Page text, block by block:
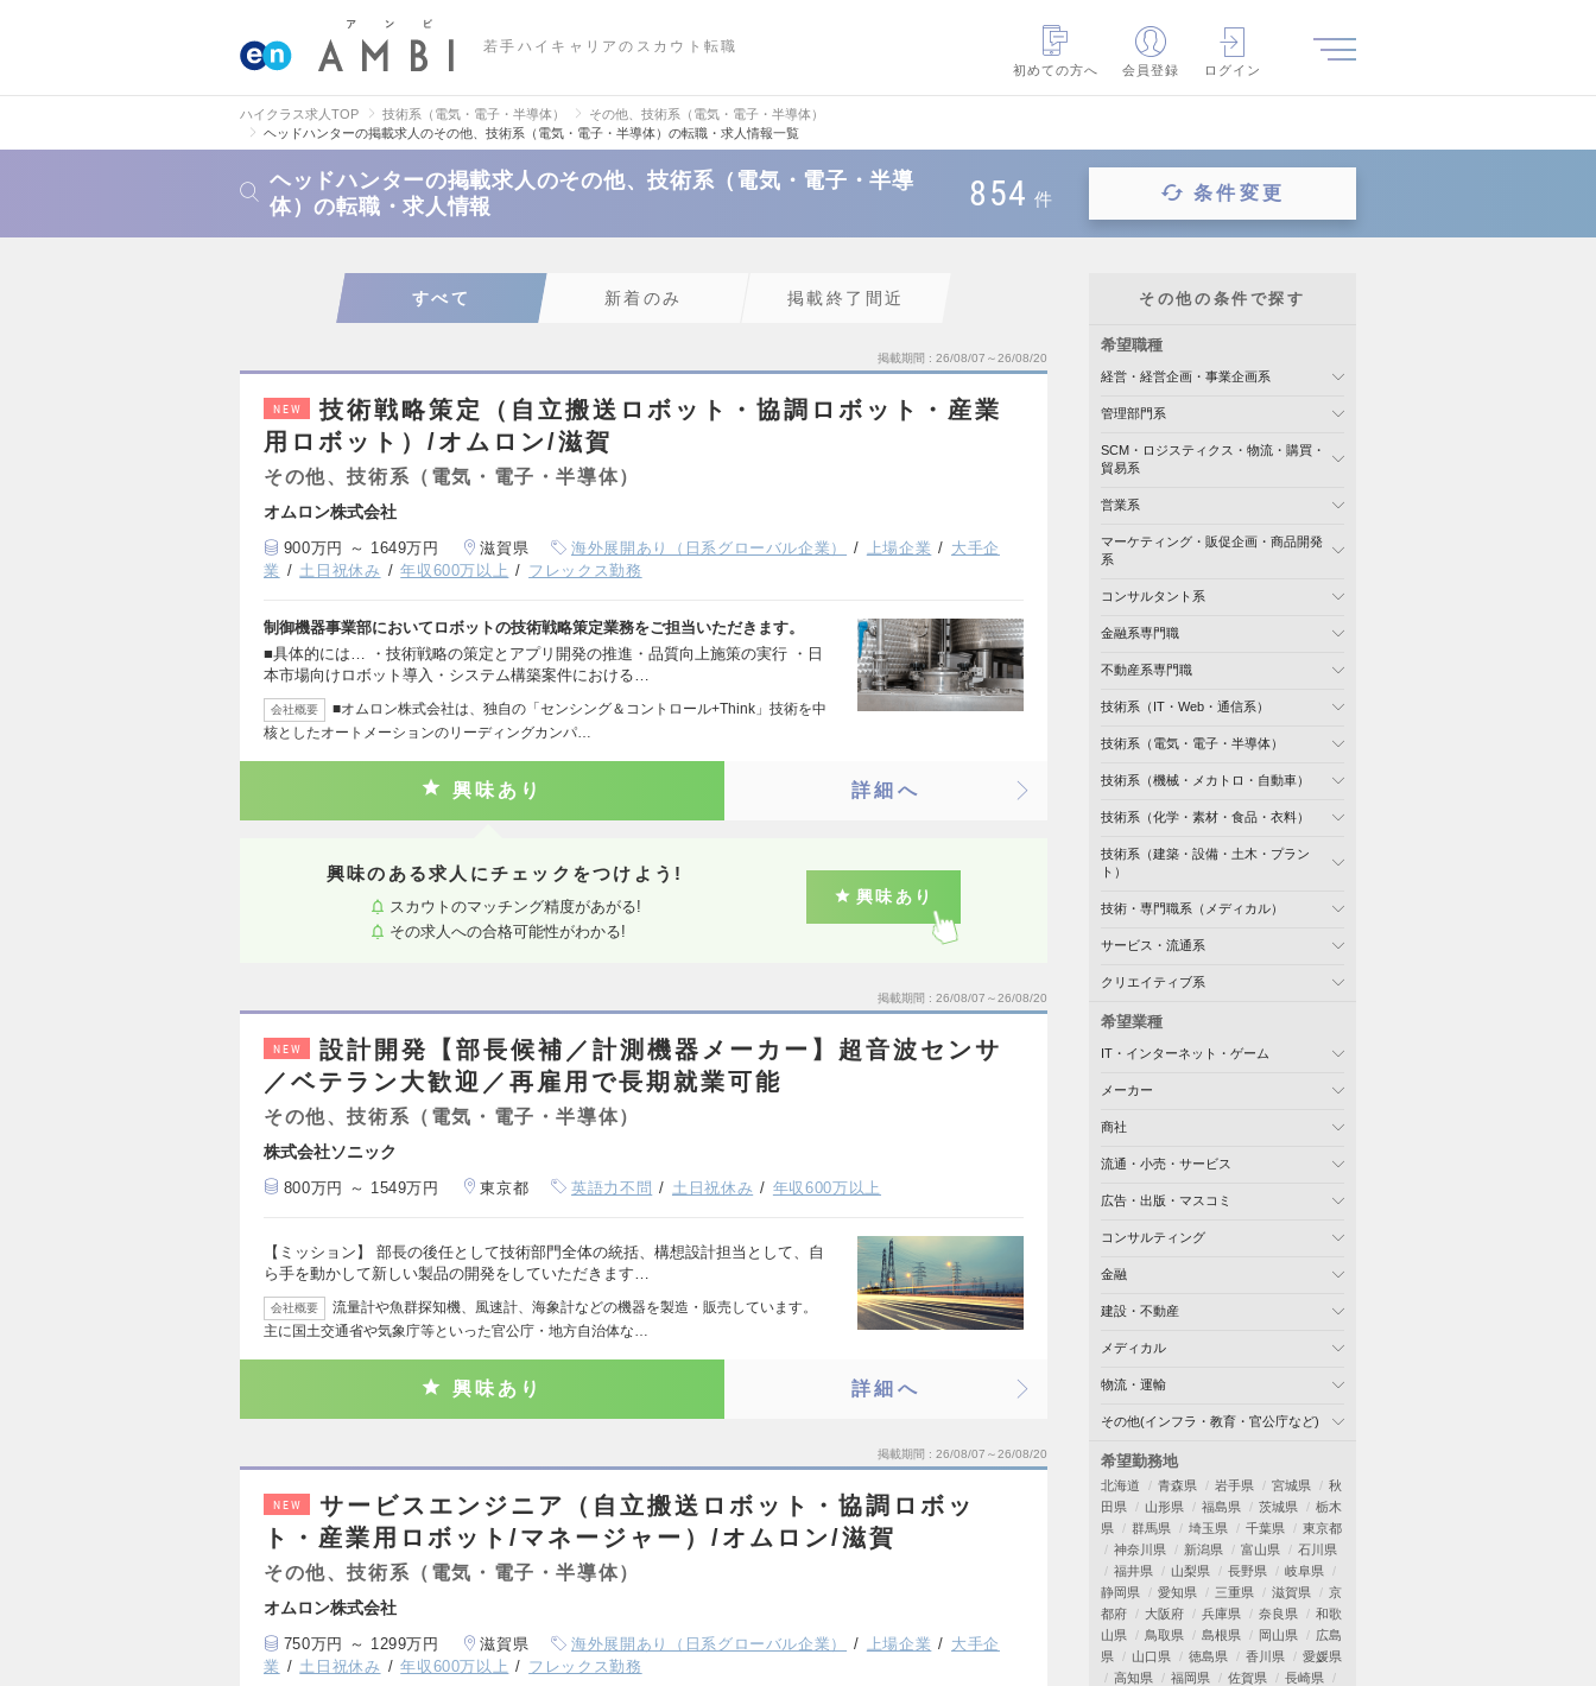
若手ハイキャリアのスカウト転職
初めての方へ
会員登録 ログイン
ハイクラス求人TOP 技術系（電気・電子・半導体）
その他、技術系（電気・電子・半導体）
ヘッドハンターの掲載求人のその他、技術系（電気・電子・半導体）の転職・求人情報一覧
ヘッドハンターの掲載求人のその他、技術系（電気・電子・半導
体）の転職・求人情報
854 件 条件変更
すべて 新着のみ 掲載終了間近
掲載期間 26/08/07～26/08/20
NEW
技術戦略策定（自立搬送ロボット・協調ロボット・産業
用ロボット）/オムロン/滋賀
その他、技術系（電気・電子・半導体）
オムロン株式会社
900万円 ～ 1649万円 滋賀県 海外展開あり（日系グローバル企業） 上場企業
大手企
業
土日祝休み 年収600万以上 フレックス勤務
制御機器事業部においてロボットの技術戦略策定業務をご担当いただきます。
■具体的には… ・技術戦略の策定とアプリ開発の推進・品質向上施策の実行 ・日
本市場向けロボット導入・システム構築案件における…
会社概要
■オムロン株式会社は、独自の「センシング＆コントロール+Think」技術を中
核としたオートメーションのリーディングカンパ…
興味あり 詳細へ
興味のある求人にチェックをつけよう!
スカウトのマッチング精度があがる!
その求人への合格可能性がわかる!
興味あり
掲載期間 26/08/07～26/08/20
NEW
設計開発【部長候補／計測機器メーカー】超音波センサ
／ベテラン大歓迎／再雇用で長期就業可能
その他、技術系（電気・電子・半導体）
株式会社ソニック
800万円 ～ 1549万円 東京都 英語力不問 土日祝休み 年収600万以上
【ミッション】 部長の後任として技術部門全体の統括、構想設計担当として、自
ら手を動かして新しい製品の開発をしていただきます…
会社概要
流量計や魚群探知機、風速計、海象計などの機器を製造・販売しています。
主に国土交通省や気象庁等といった官公庁・地方自治体な…
興味あり 詳細へ
掲載期間 26/08/07～26/08/20
NEW
サービスエンジニア（自立搬送ロボット・協調ロボッ
ト・産業用ロボット/マネージャー）/オムロン/滋賀
その他、技術系（電気・電子・半導体）
オムロン株式会社
750万円 ～ 1299万円 滋賀県 海外展開あり（日系グローバル企業） 上場企業
大手企
業
土日祝休み 年収600万以上 フレックス勤務
その他の条件で探す
希望職種
経営・経営企画・事業企画系
管理部門系
SCM・ロジスティクス・物流・購買・
貿易系
営業系
マーケティング・販促企画・商品開発
系
コンサルタント系
金融系専門職
不動産系専門職
技術系（IT・Web・通信系）
技術系（電気・電子・半導体）
技術系（機械・メカトロ・自動車）
技術系（化学・素材・食品・衣料）
技術系（建築・設備・土木・プラン
ト）
技術・専門職系（メディカル）
サービス・流通系
クリエイティブ系
希望業種
IT・インターネット・ゲーム
メーカー
商社
流通・小売・サービス
広告・出版・マスコミ
コンサルティング
金融
建設・不動産
メディカル
物流・運輸
その他(インフラ・教育・官公庁など)
希望勤務地
北海道 青森県 岩手県 宮城県
秋
田県
山形県 福島県 茨城県
栃木
県
群馬県 埼玉県 千葉県
東京都
神奈川県
新潟県 富山県
石川県
福井県
山梨県 長野県
岐阜県
静岡県
愛知県 三重県 滋賀県
京
都府
大阪府 兵庫県 奈良県
和歌
山県
鳥取県 島根県 岡山県
広島
県
山口県 徳島県 香川県
愛媛県
高知県
福岡県 佐賀県
長崎県